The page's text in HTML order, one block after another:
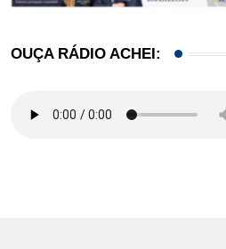
OUÇA RÁDIO ACHEI: